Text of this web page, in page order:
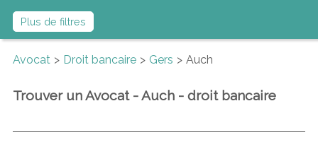
Plus de filtres
Avocat Droit bancaire Gers Auch
Trouver un Avocat - Auch - droit bancaire